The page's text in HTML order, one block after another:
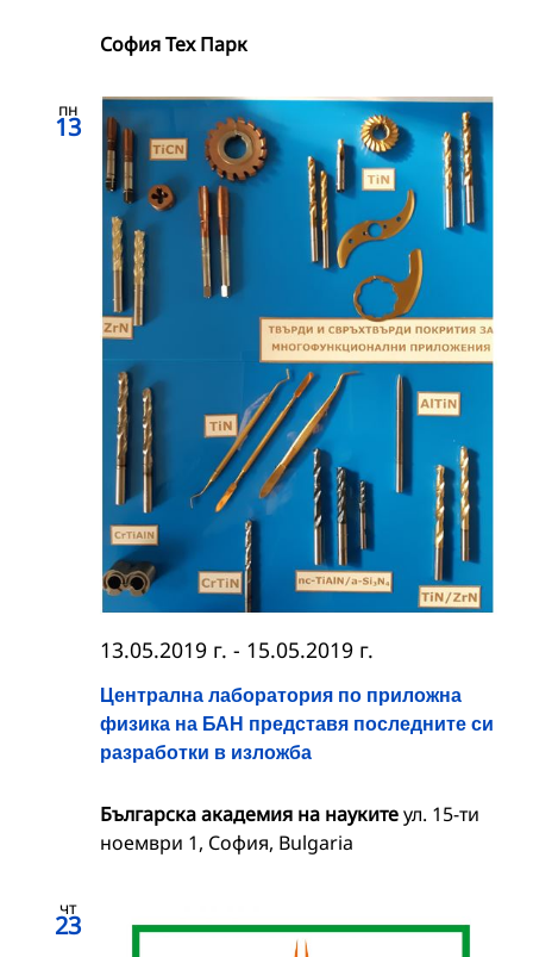
София Тех Парк
пн
13
Централна лаборатория по приложна
физика на БАН представя последните си
разработки в изложба
13.05.2019 г. - 15.05.2019 г.
Българска академия на наукитеул. 15-ти
ноември 1, София, Bulgaria
чт
23